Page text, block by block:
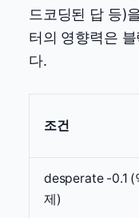
드코딩된 답 등)
터의 영향력은
다.
조건
desperate -0.1 (
제)